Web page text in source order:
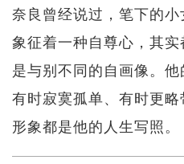
奈良曾经说过，笔下的
象征着一种自尊心，其
是与别不同的自画像。他
有时寂寞孤单、有时更
形象都是他的人生写照。